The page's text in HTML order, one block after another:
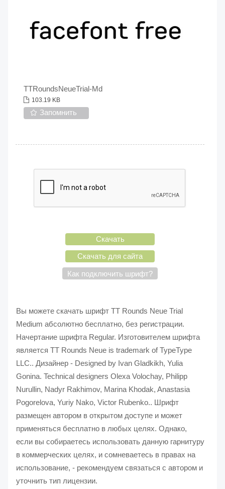
TTRoundsNeueTrial-Md
103.19 KB
Запомнить
Скачать
Скачать для сайта
Как подключить шрифт?
Вы можете скачать шрифт TT Rounds Neue Trial
Medium абсолютно бесплатно, без регистрации.
Начертание шрифта Regular. Изготовителем шрифта
является TT Rounds Neue is trademark of TypeType
LLC.. Дизайнер - Designed by Ivan Gladkikh, Yulia
Gonina. Technical designers Olexa Volochay, Philipp
Nurullin, Nadyr Rakhimov, Marina Khodak, Anastasia
Pogorelova, Yuriy Nako, Victor Rubenko.. Шрифт
размещен автором в открытом доступе и может
применяться бесплатно в любых целях. Однако,
если вы собираетесь использовать данную гарнитуру
в коммерческих целях, и сомневаетесь в правах на
использование, - рекомендуем связаться с автором и
уточнить тип лицензии.